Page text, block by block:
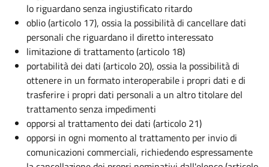
lo riguardano senza ingiustificato ritardo
oblio (articolo 17), ossia la possibilità di cancellare dati
personali che riguardano il diretto interessato
limitazione di trattamento (articolo 18)
portabilità dei dati (articolo 20), ossia la possibilità di
ottenere in un formato interoperabile i propri dati e di
trasferire i propri dati personali a un altro titolare del
trattamento senza impedimenti
opporsi al trattamento dei dati (articolo 21)
opporsi in ogni momento al trattamento per invio di
comunicazioni commerciali, richiedendo espressamente